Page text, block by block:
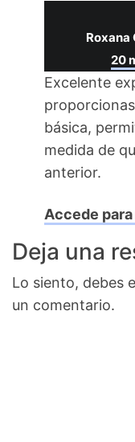
Roxana
20
Excelente
básica,
medida de
anterior.
Accede
Deja una
Lo siento, debes
un comentario.